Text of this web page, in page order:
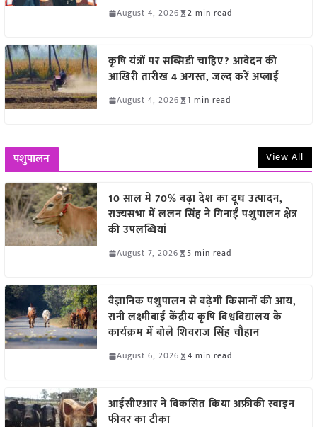
August 4, 2026 2 min read
कृषि यंत्रों पर सब्सिडी चाहिए? आवेदन की
आखिरी तारीख 4 अगस्त, जल्द करें अप्लाई
August 4, 2026 1 min read
पशुपालन View All
10 साल में 70% बढ़ा देश का दूध उत्पादन,
राज्यसभा में ललन सिंह ने गिनाईं पशुपालन क्षेत्र
की उपलब्धियां
August 7, 2026 5 min read
वैज्ञानिक पशुपालन से बढ़ेगी किसानों की आय,
रानी लक्ष्मीबाई केंद्रीय कृषि विश्वविद्यालय के
कार्यक्रम में बोले शिवराज सिंह चौहान
August 6, 2026 4 min read
आईसीएआर ने विकसित किया अफ्रीकी स्वाइन
फीवर का टीका